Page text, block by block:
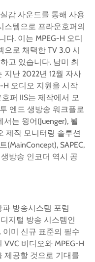
감 사운드를 통해 사용
스템으로 프라운호퍼의
다. 이는 MPEG-H 오디
으로 채택한 TV 3.0 시
고 있습니다. 남미 최
난 2022년 12월 자사
H 오디오 지원을 시작
퍼 IIS는 제작에서 모
엔드 생방송 워크플로
는 윙어(Juenger), 뵐
제작 모니터링 솔루션
(MainConcept), SAPEC,
방송 인코더 역시 공
방송시스템 포럼
지털 방송 시스템인
미 신규 표준의 필수
비디오와 MPEG-H
제공할 것으로 기대를